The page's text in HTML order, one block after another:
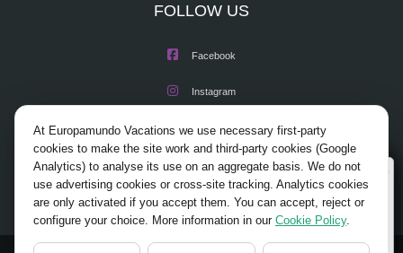
FOLLOW US
Facebook
Instagram
X/Twitter
Youtube
Wellcome to Europamundo Vacations, your in the
international site of:
Bienvenido a Europamundo Vacaciones, está usted en el
sitio internacional de:
At Europamundo Vacations we use necessary first-party
cookies to make the site work and third-party cookies (Google
Analytics) to analyse its use on an aggregate basis. We do not
use advertising cookies or cross-site tracking. Analytics cookies
are only activated if you accept them. You can accept, reject or
configure your choice. More information in our Cookie Policy.